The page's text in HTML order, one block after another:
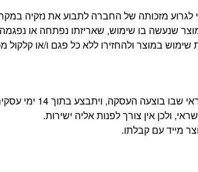
לגרוע מזכותה של החברה לתבוע את
שנעשה בו שימוש, שאריזתו נפתחה או
במוצר ולהחזירו ללא כל פגם ו/או קלקול
ויתבצע בתוך 14 ימי עסקים מרגע החזרתו.
ולכן אין צורך לפנות אליה ישירות.
מייד עם קבלתו.